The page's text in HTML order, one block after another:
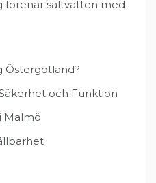
förenar saltvatten med
Östergötland?
och Funktion
Malmö